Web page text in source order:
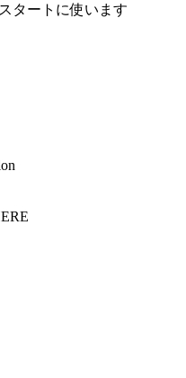
タートに使います